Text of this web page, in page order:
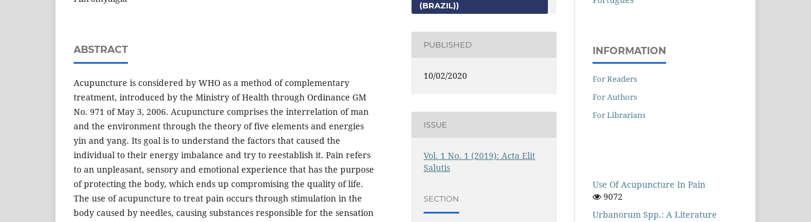
ABSTRACT
Acupuncture is considered by WHO as a method of complementary
treatment, introduced by the Ministry of Health through Ordinance GM
No. 971 of May 3, 2006. Acupuncture comprises the interrelation of man
and the environment through the theory of five elements and energies
yin and yang. Its goal is to understand the factors that caused the
individual to their energy imbalance and try to reestablish it. Pain refers
to an unpleasant, sensory and emotional experience that has the purpose
of protecting the body, which ends up compromising the quality of life.
The use of acupuncture to treat pain occurs through stimulation in the
body caused by needles, causing substances responsible for the sensation
(BRAZIL))
PUBLISHED
10/02/2020
ISSUE
Vol. 1 No. 1 (2019): Acta Elit
Salutis
SECTION
INFORMATION
For Readers
For Authors
For Librarians
Use Of Acupuncture In Pain
9072
Urbanorum Spp.: A Literature